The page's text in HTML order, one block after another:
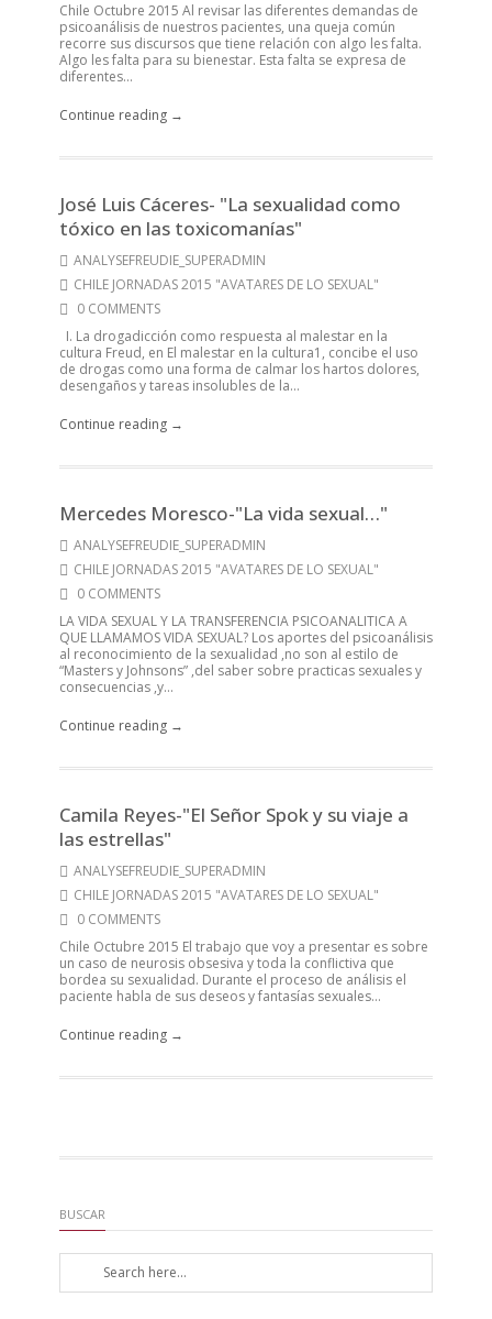
Chile Octubre 2015 Al revisar las diferentes demandas de
psicoanálisis de nuestros pacientes, una queja común
recorre sus discursos que tiene relación con algo les falta.
Algo les falta para su bienestar. Esta falta se expresa de
diferentes...
Continue reading →
José Luis Cáceres- "La sexualidad como
tóxico en las toxicomanías"
ANALYSEFREUDIE_SUPERADMIN
CHILE JORNADAS 2015 "AVATARES DE LO SEXUAL"
0 COMMENTS
I. La drogadicción como respuesta al malestar en la
cultura Freud, en El malestar en la cultura1, concibe el uso
de drogas como una forma de calmar los hartos dolores,
desengaños y tareas insolubles de la...
Continue reading →
Mercedes Moresco-"La vida sexual…"
ANALYSEFREUDIE_SUPERADMIN
CHILE JORNADAS 2015 "AVATARES DE LO SEXUAL"
0 COMMENTS
LA VIDA SEXUAL Y LA TRANSFERENCIA PSICOANALITICA A
QUE LLAMAMOS VIDA SEXUAL? Los aportes del psicoanálisis
al reconocimiento de la sexualidad ,no son al estilo de
“Masters y Johnsons” ,del saber sobre practicas sexuales y
consecuencias ,y...
Continue reading →
Camila Reyes-"El Señor Spok y su viaje a
las estrellas"
ANALYSEFREUDIE_SUPERADMIN
CHILE JORNADAS 2015 "AVATARES DE LO SEXUAL"
0 COMMENTS
Chile Octubre 2015 El trabajo que voy a presentar es sobre
un caso de neurosis obsesiva y toda la conflictiva que
bordea su sexualidad. Durante el proceso de análisis el
paciente habla de sus deseos y fantasías sexuales...
Continue reading →
BUSCAR